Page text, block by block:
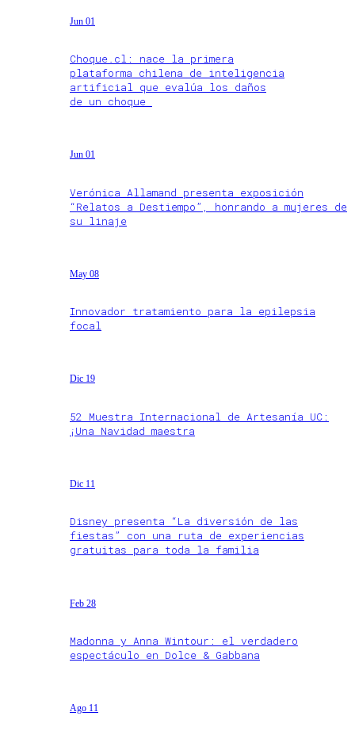
Jun 01
Choque.cl: nace la primera
plataforma chilena de inteligencia
artificial que evalúa los daños
de un choque
Jun 01
Verónica Allamand presenta exposición
“Relatos a Destiempo”, honrando a mujeres de
su linaje
May 08
Innovador tratamiento para la epilepsia
focal
Dic 19
52 Muestra Internacional de Artesanía UC:
¡Una Navidad maestra
Dic 11
Disney presenta “La diversión de las
fiestas” con una ruta de experiencias
gratuitas para toda la familia
Feb 28
Madonna y Anna Wintour: el verdadero
espectáculo en Dolce & Gabbana
Ago 11